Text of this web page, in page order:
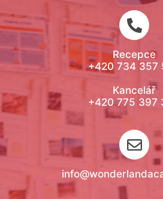
Recepce
+420 734 357
Kancelář
+420 775 397